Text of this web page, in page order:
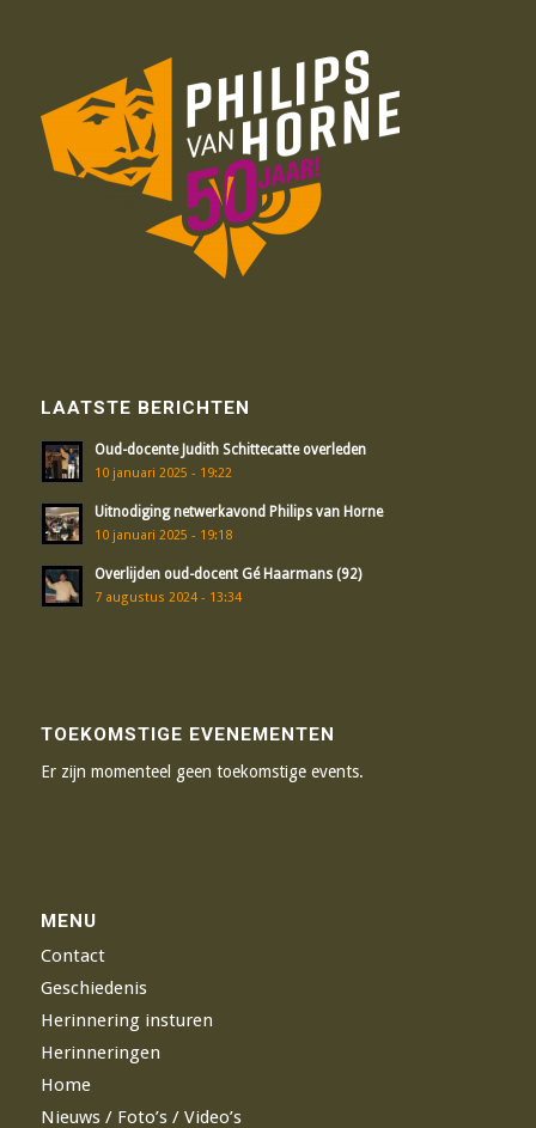
LAATSTE BERICHTEN
Oud-docente Judith Schittecatte overleden
10 januari 2025 - 19:22
Uitnodiging netwerkavond Philips van Horne
10 januari 2025 - 19:18
Overlijden oud-docent Gé Haarmans (92)
7 augustus 2024 - 13:34
TOEKOMSTIGE EVENEMENTEN
Er zijn momenteel geen toekomstige events.
MENU
Contact
Geschiedenis
Herinnering insturen
Herinneringen
Home
Nieuws / Foto’s / Video’s